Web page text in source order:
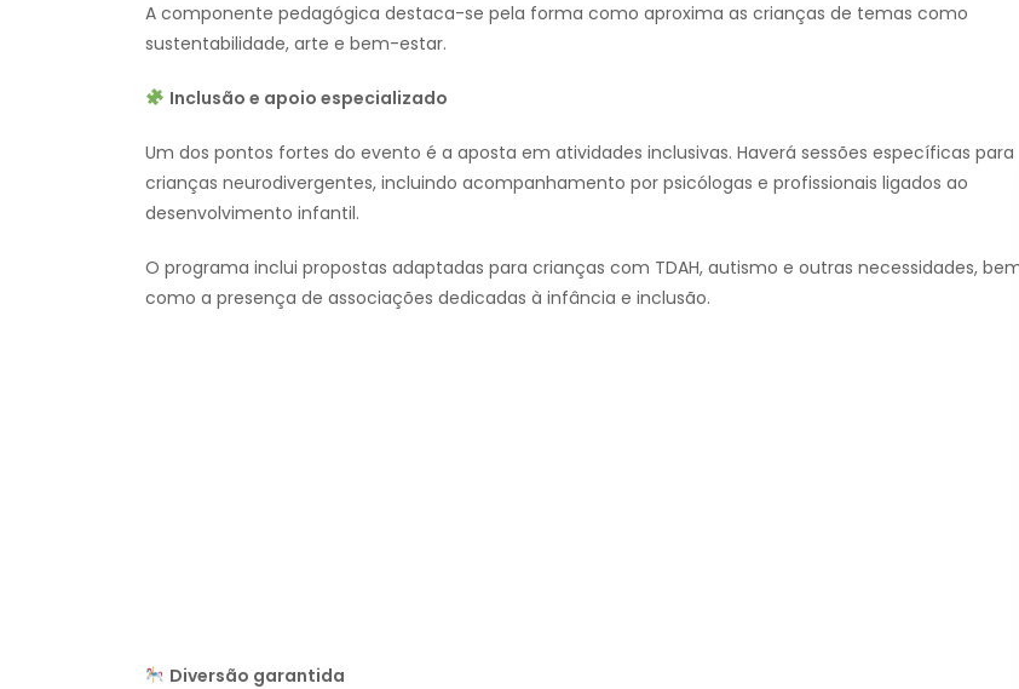
A componente pedagógica destaca-se pela forma como aproxima as crianças de temas como
sustentabilidade, arte e bem-estar.
Inclusão e apoio especializado
Um dos pontos fortes do evento é a aposta em atividades inclusivas. Haverá sessões específicas para
crianças neurodivergentes, incluindo acompanhamento por psicólogas e profissionais ligados ao
desenvolvimento infantil.
O programa inclui propostas adaptadas para crianças com TDAH, autismo e outras necessidades,
como a presença de associações dedicadas à infância e inclusão.
Diversão garantida